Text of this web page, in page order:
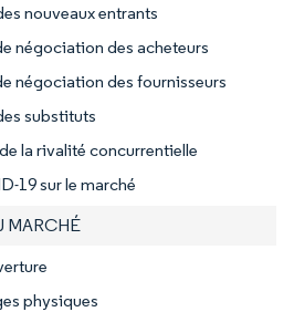
nouveaux entrants
négociation des acheteurs
négociation des fournisseurs
substituts
la rivalité concurrentielle
19 sur le marché
MARCHÉ
physiques